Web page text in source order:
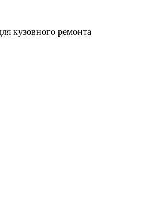
кузовного ремонта